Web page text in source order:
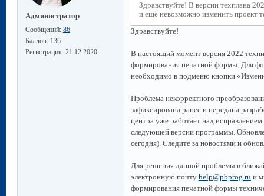
Администратор
Сообщений: 86
Баллов: 136
Регистрация: 21.12.2020
Здравствуйте! В версии техплана
и ещё невозможно изменить проект
Здравствуйте!
В настоящий момент версия 2022
формирования печатной формы. Для
необходимо в подменю кнопки
Проблема некорректного
зафиксирована ранее и передана
центра уже работает над
следующей версии программы.
сегодня). Следите за новостями и
Для решения данной проблемы в
электронную почту help@pbprog.ruи
формирования печатной формы